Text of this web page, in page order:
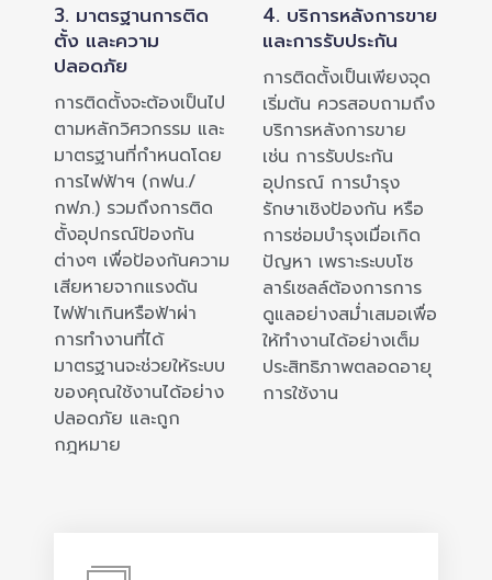
3. มาตรฐานการติด
ตั้ง และความ
ปลอดภัย
การติดตั้งจะต้องเป็นไป
ตามหลักวิศวกรรม และ
มาตรฐานที่กำหนดโดย
การไฟฟ้าฯ (กฟน./
กฟภ.) รวมถึงการติด
ตั้งอุปกรณ์ป้องกัน
ต่างๆ เพื่อป้องกันความ
เสียหายจากแรงดัน
ไฟฟ้าเกินหรือฟ้าผ่า
การทำงานที่ได้
มาตรฐานจะช่วยให้ระบบ
ของคุณใช้งานได้อย่าง
ปลอดภัย และถูก
กฎหมาย
4. บริการหลังการขาย
และการรับประกัน
การติดตั้งเป็นเพียงจุด
เริ่มต้น ควรสอบถามถึง
บริการหลังการขาย
เช่น การรับประกัน
อุปกรณ์ การบำรุง
รักษาเชิงป้องกัน หรือ
การซ่อมบำรุงเมื่อเกิด
ปัญหา เพราะระบบโซ
ลาร์เซลล์ต้องการการ
ดูแลอย่างสม่ำเสมอเพื่อ
ให้ทำงานได้อย่างเต็ม
ประสิทธิภาพตลอดอายุ
การใช้งาน